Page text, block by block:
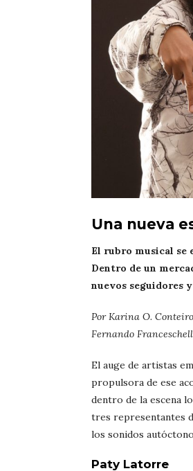
Una nueva
El rubro musical se
Dentro de un
nuevos seguidores
Por Karina O.
Fernando
El auge de artistas
propulsora de ese
dentro de la escena
tres representantes
los sonidos
Paty Latorre